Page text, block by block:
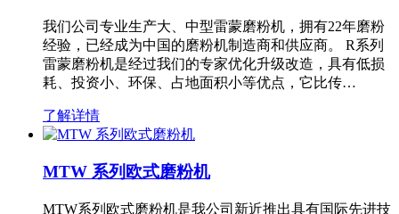
我们公司专业生产大、中型雷蒙磨粉机，拥有22年磨粉
经验，已经成为中国的磨粉机制造商和供应商。 R系列
雷蒙磨粉机是经过我们的专家优化升级改造，具有低损
耗、投资小、环保、占地面积小等优点，它比传…
了解详情
MTW 系列欧式磨粉机
MTW系列欧式磨粉机是我公司新近推出具有国际先进技